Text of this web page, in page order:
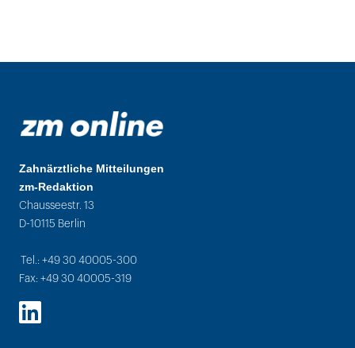
Zahnärztliche Mitteilungen
zm-Redaktion
Chausseestr. 13
D-10115 Berlin
Tel.: +49 30 40005-300
Fax: +49 30 40005-319
LinkedIn